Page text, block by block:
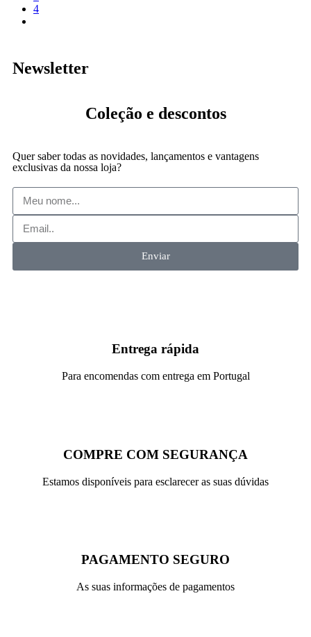
4
Newsletter
Coleção e descontos
Quer saber todas as novidades, lançamentos e vantagens
exclusivas da nossa loja?
Enviar
Entrega rápida
Para encomendas com entrega em Portugal
COMPRE COM SEGURANÇA
Estamos disponíveis para esclarecer as suas dúvidas
PAGAMENTO SEGURO
As suas informações de pagamentos